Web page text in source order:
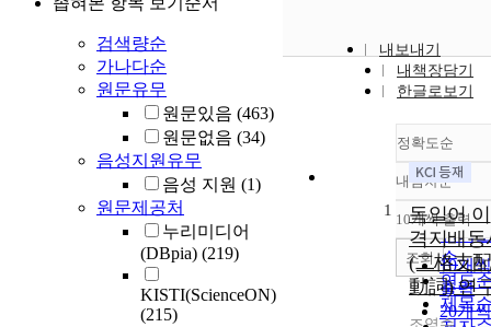
검색량순
가나다순
원문유무
원문있음 (463)
원문없음 (34)
음성지원유무
음성 지원 (1)
원문제공처
누리미디어
(DBpia) (219)
KISTI(ScienceON)
(215)
내보내기
내책장담기
한글로보기
정확도순
정확
순
인기
순
연도
제목
내림차순
내림
10개씩 출력
10개씩
출력
20개씩
조회
1
독일어 이
격지배동
(二格支配
動詞) 연